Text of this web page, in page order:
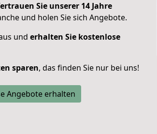
Sie unserer 14 Jahre
und holen Sie sich Angebote.
und erhalten Sie kostenlose
sparen, das finden Sie nur bei uns!
Angebote erhalten